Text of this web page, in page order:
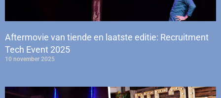
Aftermovie van tiende en laatste editie: Recruitment
Tech Event 2025
10 november 2025